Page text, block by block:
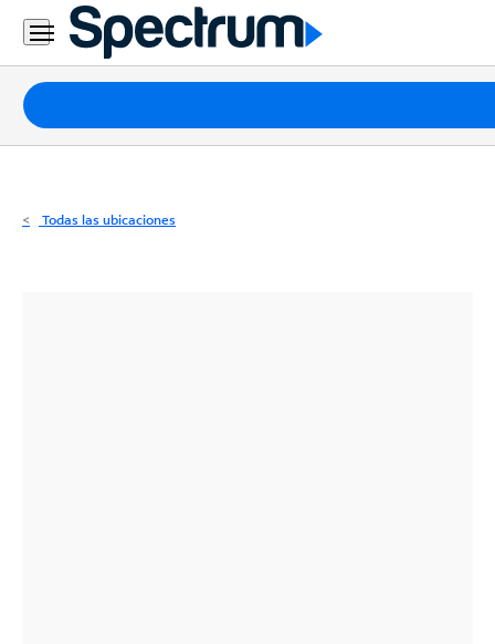
Residencial
Business
Paquetes
Internet
Todas las ubicaciones